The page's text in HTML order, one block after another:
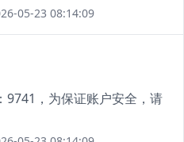
05-23 08:14:09
9741，为保证账户安全，请